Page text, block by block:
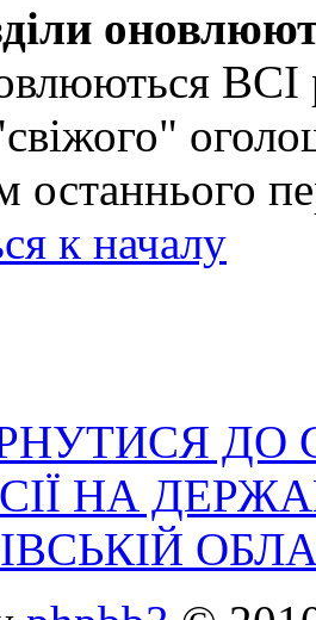
ВСІ
останнього
к началу
ДО
НА